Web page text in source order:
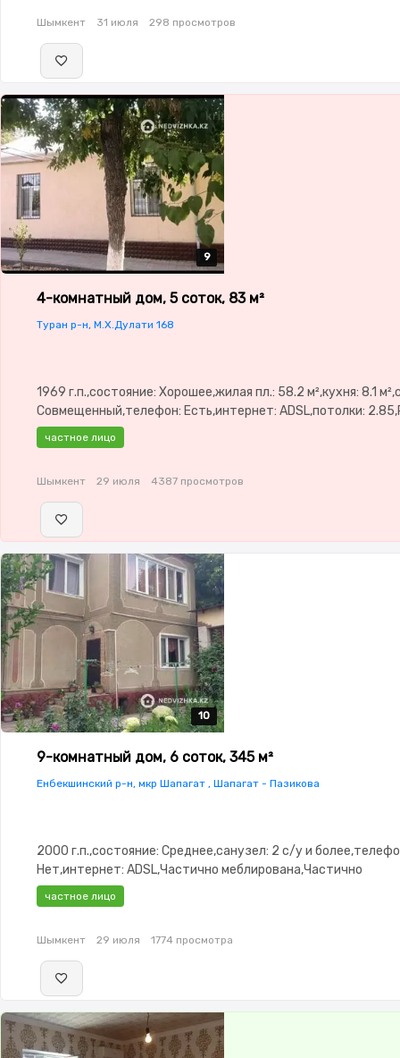
Шымкент 31 июля 298 просмотров
9
9
9
9
9
4-комнатный дом, 5 соток, 83 м²
Туран р-н, М.Х.Дулати 168
1969 г.п.,состояние: Хорошее,жилая пл.: 58.2 м²,кухня: 8.1
Совмещенный,телефон: Есть,интернет: ADSL,потолки:
окнах,Навес,Баня,Сад,Хозпостройки
частное лицо
Шымкент 29 июля 4387 просмотров
10
10
10
10
10
9-комнатный дом, 6 соток, 345 м²
Енбекшинский р-н, мкр Шапагат , Шапагат - Пазикова
2000 г.п.,состояние: Среднее,санузел: 2 с/у и
Нет,интернет: ADSL,Частично меблирована,Частично
меблирована,Пластиковые
окна,Баня,Бассейн,Гараж,Сад,Веранда,Мангальная
частное лицо
Шымкент 29 июля 1774 просмотра